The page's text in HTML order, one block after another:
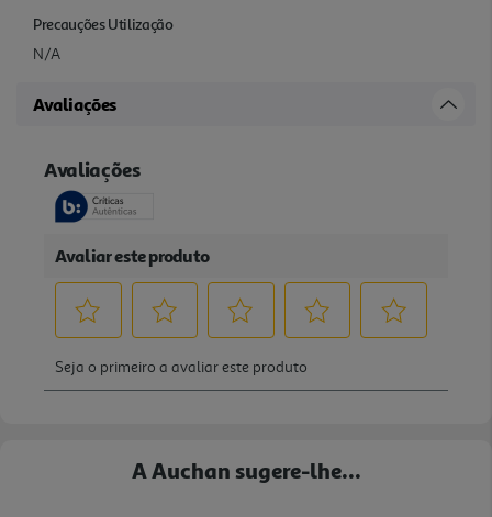
Precauções Utilização
N/A
Avaliações
A Auchan sugere-lhe...